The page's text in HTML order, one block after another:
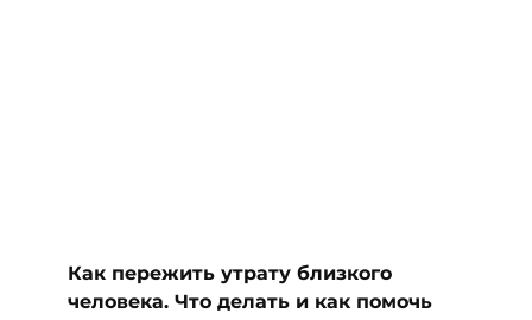
Как пережить утрату близкого
человека. Что делать и как помочь